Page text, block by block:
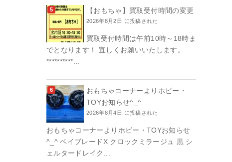
【おもちゃ】買取受付時間の変更
2026年8月2日 に投稿された
買取受付時間は午前10時～18時ま
でとなります！ 宜しくお願いいたします。
**********...
おもちゃコーナーよりホビー・
TOYお知らせ^_^
2026年8月4日 に投稿された
おもちゃコーナーよりホビー・TOYお知らせ
^_^ ベイブレードX クロックミラージュ 黒 シ
ェルタードレイク...